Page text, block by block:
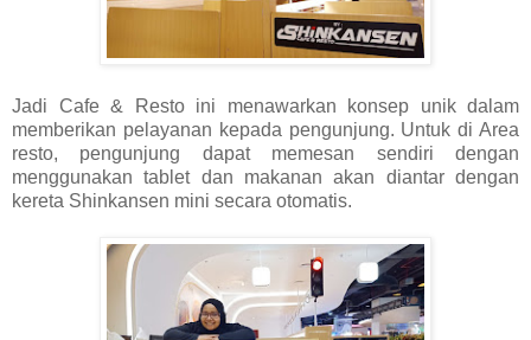
Jadi Cafe & Resto ini menawarkan konsep unik dalam
memberikan pelayanan kepada pengunjung. Untuk di Area
resto, pengunjung dapat memesan sendiri dengan
menggunakan tablet dan makanan akan diantar dengan
kereta Shinkansen mini secara otomatis.